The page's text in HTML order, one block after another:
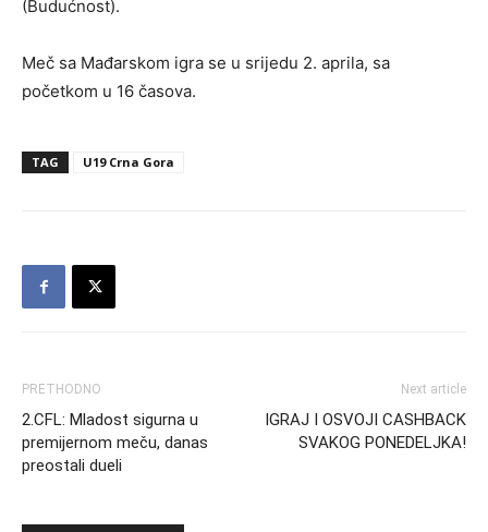
(Budućnost).
Meč sa Mađarskom igra se u srijedu 2. aprila, sa
početkom u 16 časova.
TAG U19 Crna Gora
PRETHODNO
2.CFL: Mladost sigurna u
premijernom meču, danas
preostali dueli
Next article
IGRAJ I OSVOJI CASHBACK
SVAKOG PONEDELJKA!